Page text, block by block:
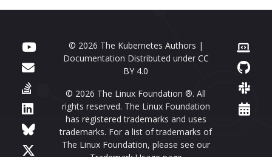
© 2026 The Kubernetes Authors |
Documentation Distributed under CC
BY 4.0
© 2026 The Linux Foundation ®. All
rights reserved. The Linux Foundation
has registered trademarks and uses
trademarks. For a list of trademarks of
The Linux Foundation, please see our